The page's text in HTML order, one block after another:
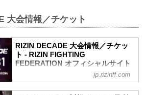
コミュニティアリーナにて『U-NEXT
presents RIZIN10周年大感謝祭』を開催
することが決定したぞ！
この『U-NEXT presents RIZIN10周年大
感謝祭』では、様々なイベントを開催予
定！イベント詳細は決定次第、RIZIN FF
公式サイトやSNSで告知する予定だ。
ナ コミュニティアリーナで開催される
「RIZIN甲子園柔術フェスティバルカップ
2024」の出場選手とトーナメント組合せ
が決定したぞ！
「RIZIN甲子園柔術フェスティバルカップ
2024」は、「RIZIN10周年大感謝祭」内
で開催！白熱の柔術トーナメントを是
非、チェックしよう！
RIZIN柔術フェスティバル2024 トーナメ
大会情報／チケット
RIZIN DECADE 大会情報／チケッ
ト - RIZIN FIGHTING
FEDERATION オフィシャルサイト
jp.rizinff.com